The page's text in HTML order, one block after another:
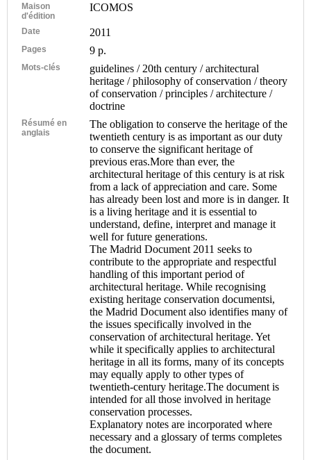
Maison
d'édition
ICOMOS
Date 2011
Pages 9 p.
Mots-clés
guidelines / 20th century / architectural
heritage / philosophy of conservation / theory
of conservation / principles / architecture /
doctrine
Résumé en
anglais
The obligation to conserve the heritage of the
twentieth century is as important as our duty
to conserve the significant heritage of
previous eras.More than ever, the
architectural heritage of this century is at risk
from a lack of appreciation and care. Some
has already been lost and more is in danger. It
is a living heritage and it is essential to
understand, define, interpret and manage it
well for future generations.
The Madrid Document 2011 seeks to
contribute to the appropriate and respectful
handling of this important period of
architectural heritage. While recognising
existing heritage conservation documentsi,
the Madrid Document also identifies many of
the issues specifically involved in the
conservation of architectural heritage. Yet
while it specifically applies to architectural
heritage in all its forms, many of its concepts
may equally apply to other types of
twentieth-century heritage.The document is
intended for all those involved in heritage
conservation processes.
Explanatory notes are incorporated where
necessary and a glossary of terms completes
the document.